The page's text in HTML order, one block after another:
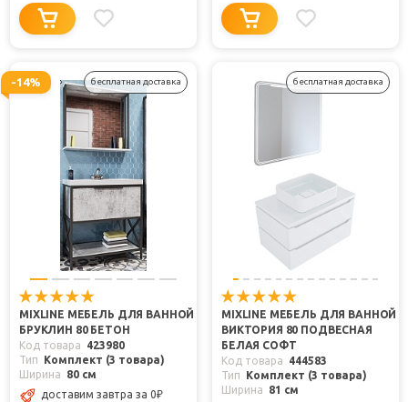
-14% бесплатная доставка
MIXLINE МЕБЕЛЬ ДЛЯ ВАННОЙ
БРУКЛИН 80 БЕТОН
Код товара
423980
Тип
Комплект (3 товара)
Ширина
80 см
доставим завтра за 0₽
бесплатная доставка
MIXLINE МЕБЕЛЬ ДЛЯ ВАННОЙ
ВИКТОРИЯ 80 ПОДВЕСНАЯ
БЕЛАЯ СОФТ
Код товара
444583
Тип
Комплект (3 товара)
Ширина
81 см